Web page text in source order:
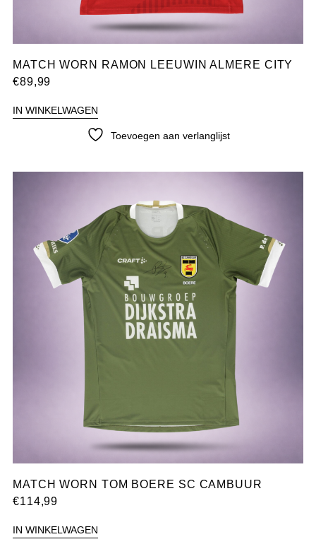
MATCH WORN RAMON LEEUWIN ALMERE CITY
€89,99
IN WINKELWAGEN
Toevoegen aan verlanglijst
MATCH WORN TOM BOERE SC CAMBUUR
€114,99
IN WINKELWAGEN